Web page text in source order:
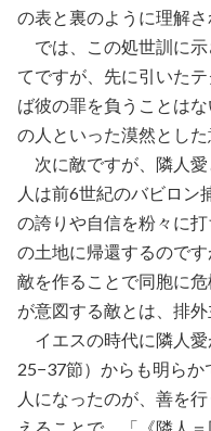
の表と裏のように理解さ
では、この処世訓に示
てですが、先に引いた
ば彼の罪を負うことは
の人といった漠然とし
次に敵ですが、隣人愛
人は前6世紀のバビロン
の誇りや自信を粉々に
の土地に帰還するので
敵を作ることで同胞に
が意図する敵とは、排
イエスの時代に隣人愛
25−37節）からも明ら
人になったのが、善を